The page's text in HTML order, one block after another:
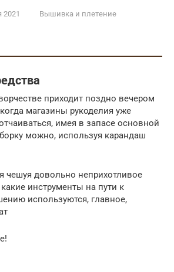
2021
Вышивка и плетение
приходит поздно вечером
магазины рукоделия уже
имея в запасе основной
можно, используя карандаш
чешуя довольно неприхотливое
инструменты на пути к
используются, главное,